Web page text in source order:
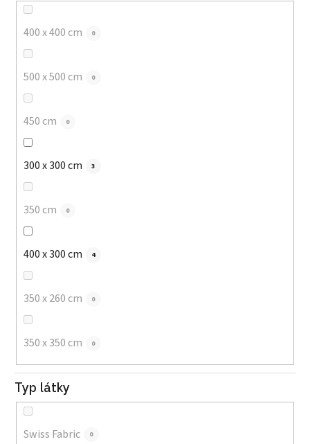
400 x 400 cm 0
500 x 500 cm 0
450 cm 0
300 x 300 cm 3
350 cm 0
400 x 300 cm 4
350 x 260 cm 0
350 x 350 cm 0
Typ látky
Swiss Fabric 0